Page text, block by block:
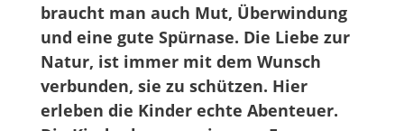
braucht man auch Mut, Überwindung
und eine gute Spürnase. Die Liebe zur
Natur, ist immer mit dem Wunsch
verbunden, sie zu schützen. Hier
erleben die Kinder echte Abenteuer.